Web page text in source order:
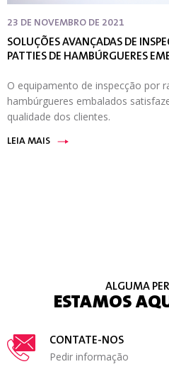
23 DE NOVEMBRO DE 2021
SOLUÇÕES AVANÇADAS DE
PATTIES DE HAMBÚRGUERES
O equipamento de inspecção por
hambúrgueres embalados
qualidade dos clientes.
LEIA MAIS
ALGUMA
ESTAMOS
CONTATE-NOS
Pedir informação